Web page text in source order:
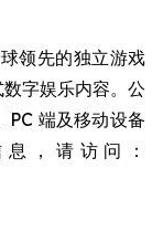
领先的独立游戏
字娱乐内容。公
PC 端及移动设备
，请访问：